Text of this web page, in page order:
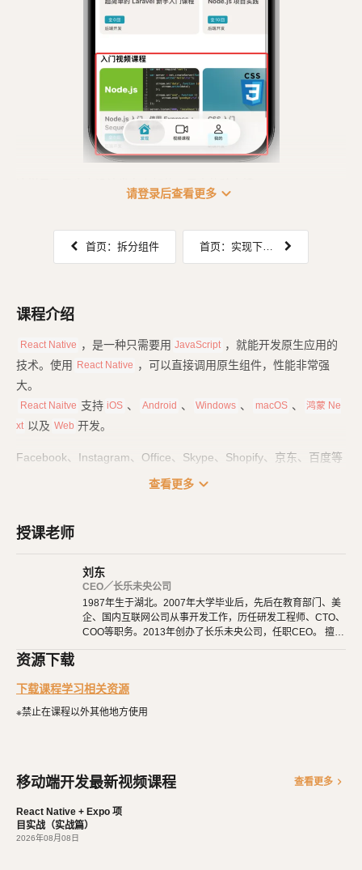
请登录后查看更多 expand_more
首页：拆分组件
课程介绍
React Native ，是一种只需要用 JavaScript ，就能开发原生应用的
技术。使用
React Native ，可以直接调用原生组件，性能非常强
大。
React Naitve 支持 iOS 、 Android 、 Windows 、 macOS 、
鸿蒙 Ne
xt 以及 Web 开发。
Facebook、Instagram、Office、Skype、Shopify、京东、百度等
大量知名应用，也都使用了 React Native
基础篇：里面是
：项目都是由多个页面组成的，它们之间互相跳转、参数传
递、路由和 TabBar 的配置，都在这里学习。
：打好基础后，就要开始项目实战了。我们从零开始，一点
发布篇：最后，在开发完成后，终于可以发布到应用商店了，让大
家都羡慕你的成就。
查看更多 expand_more
授课老师
刘东
CEO／长乐未央公司
1987年生于湖北。2007年大学毕业后，先后在教育部门、美
企、国内互联网公司从事开发工作，历任研发工程师、CTO、
COO等职务。2013年创办了长乐未央公司，任职CEO。 擅长
发iOS、Android原生App。 对编程、AI和机器人都有深厚的
兴趣，觉得做开发非常快乐，能创造梦想中的产品是一件非常
有幸福感的事情。喜爱阅读，尤其是历史相关的书籍。喜欢音
资源下载
下载课程学习相关资源
※禁止在课程以外其他地方使用
移动端开发最新视频课程 查看更多 chevron_right
React Native + Expo 项
目实战（实战篇）
2026年08月08日